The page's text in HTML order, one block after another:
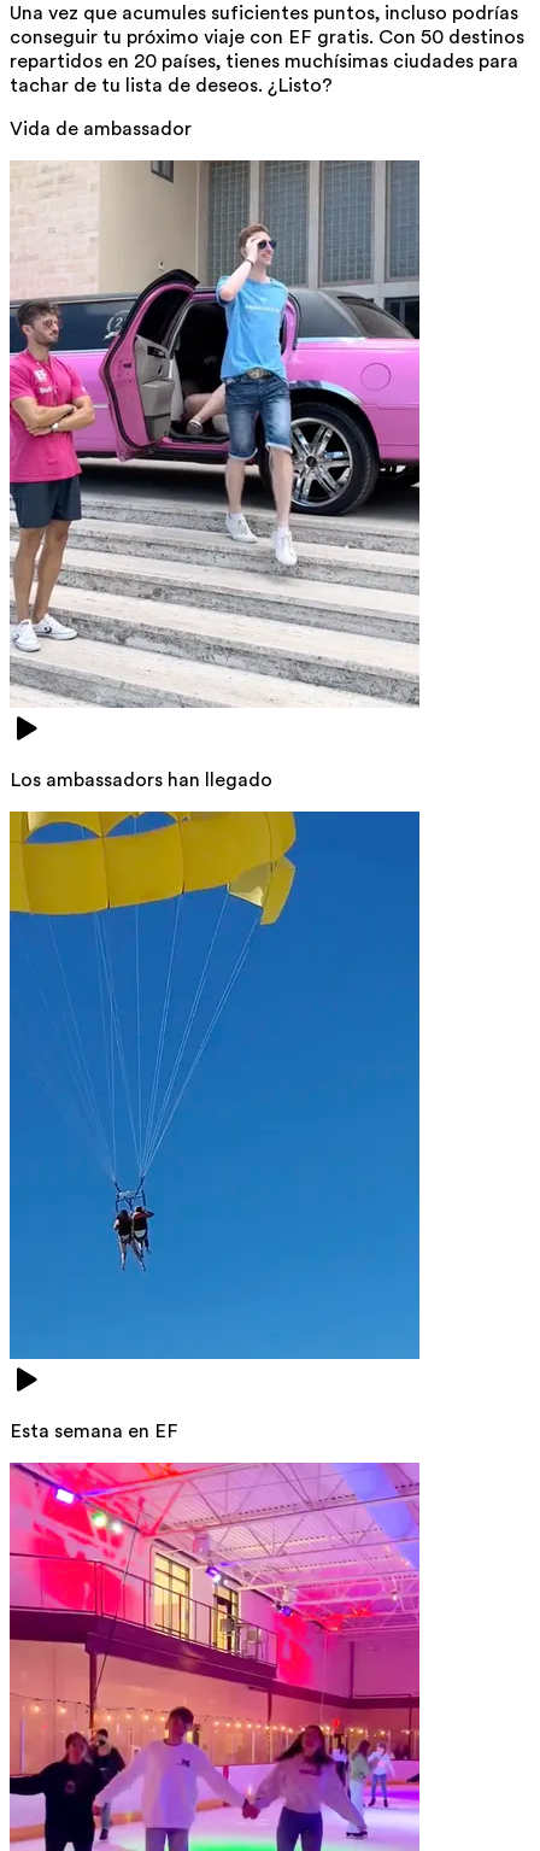
Una vez que acumules suficientes puntos, incluso podrías
conseguir tu próximo viaje con EF gratis. Con 50 destinos
repartidos en 20 países, tienes muchísimas ciudades para
tachar de tu lista de deseos. ¿Listo?
Vida de ambassador
Los ambassadors han llegado
Esta semana en EF